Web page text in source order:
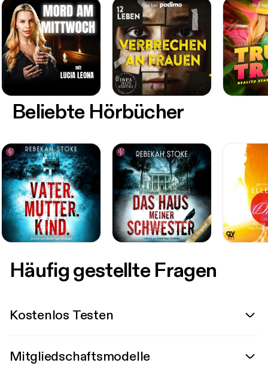
Beliebte Hörbücher
Häufig gestellte Fragen
Kostenlos Testen
Mitgliedschaftsmodelle